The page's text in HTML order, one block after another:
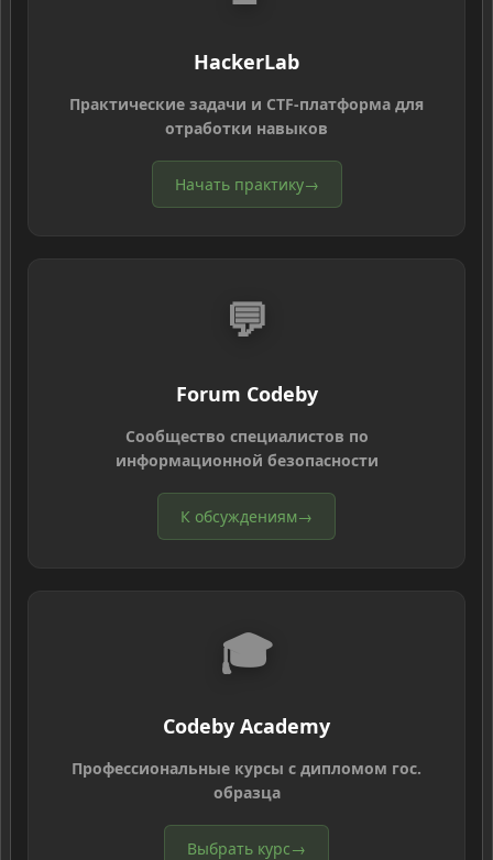
HackerLab
Практические задачи и CTF-платформа для
отработки навыков
Начать практику→
💬
Forum Codeby
Сообщество специалистов по
информационной безопасности
К обсуждениям→
🎓
Codeby Academy
Профессиональные курсы с дипломом гос.
образца
Выбрать курс→